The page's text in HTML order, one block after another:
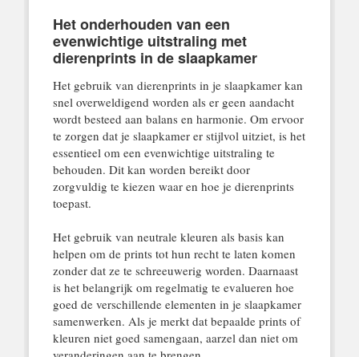
Het onderhouden van een
evenwichtige uitstraling met
dierenprints in de slaapkamer
Het gebruik van dierenprints in je slaapkamer kan
snel overweldigend worden als er geen aandacht
wordt besteed aan balans en harmonie. Om ervoor
te zorgen dat je slaapkamer er stijlvol uitziet, is het
essentieel om een evenwichtige uitstraling te
behouden. Dit kan worden bereikt door
zorgvuldig te kiezen waar en hoe je dierenprints
toepast.
Het gebruik van neutrale kleuren als basis kan
helpen om de prints tot hun recht te laten komen
zonder dat ze te schreeuwerig worden. Daarnaast
is het belangrijk om regelmatig te evalueren hoe
goed de verschillende elementen in je slaapkamer
samenwerken. Als je merkt dat bepaalde prints of
kleuren niet goed samengaan, aarzel dan niet om